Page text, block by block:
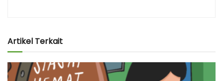
Artikel Terkait